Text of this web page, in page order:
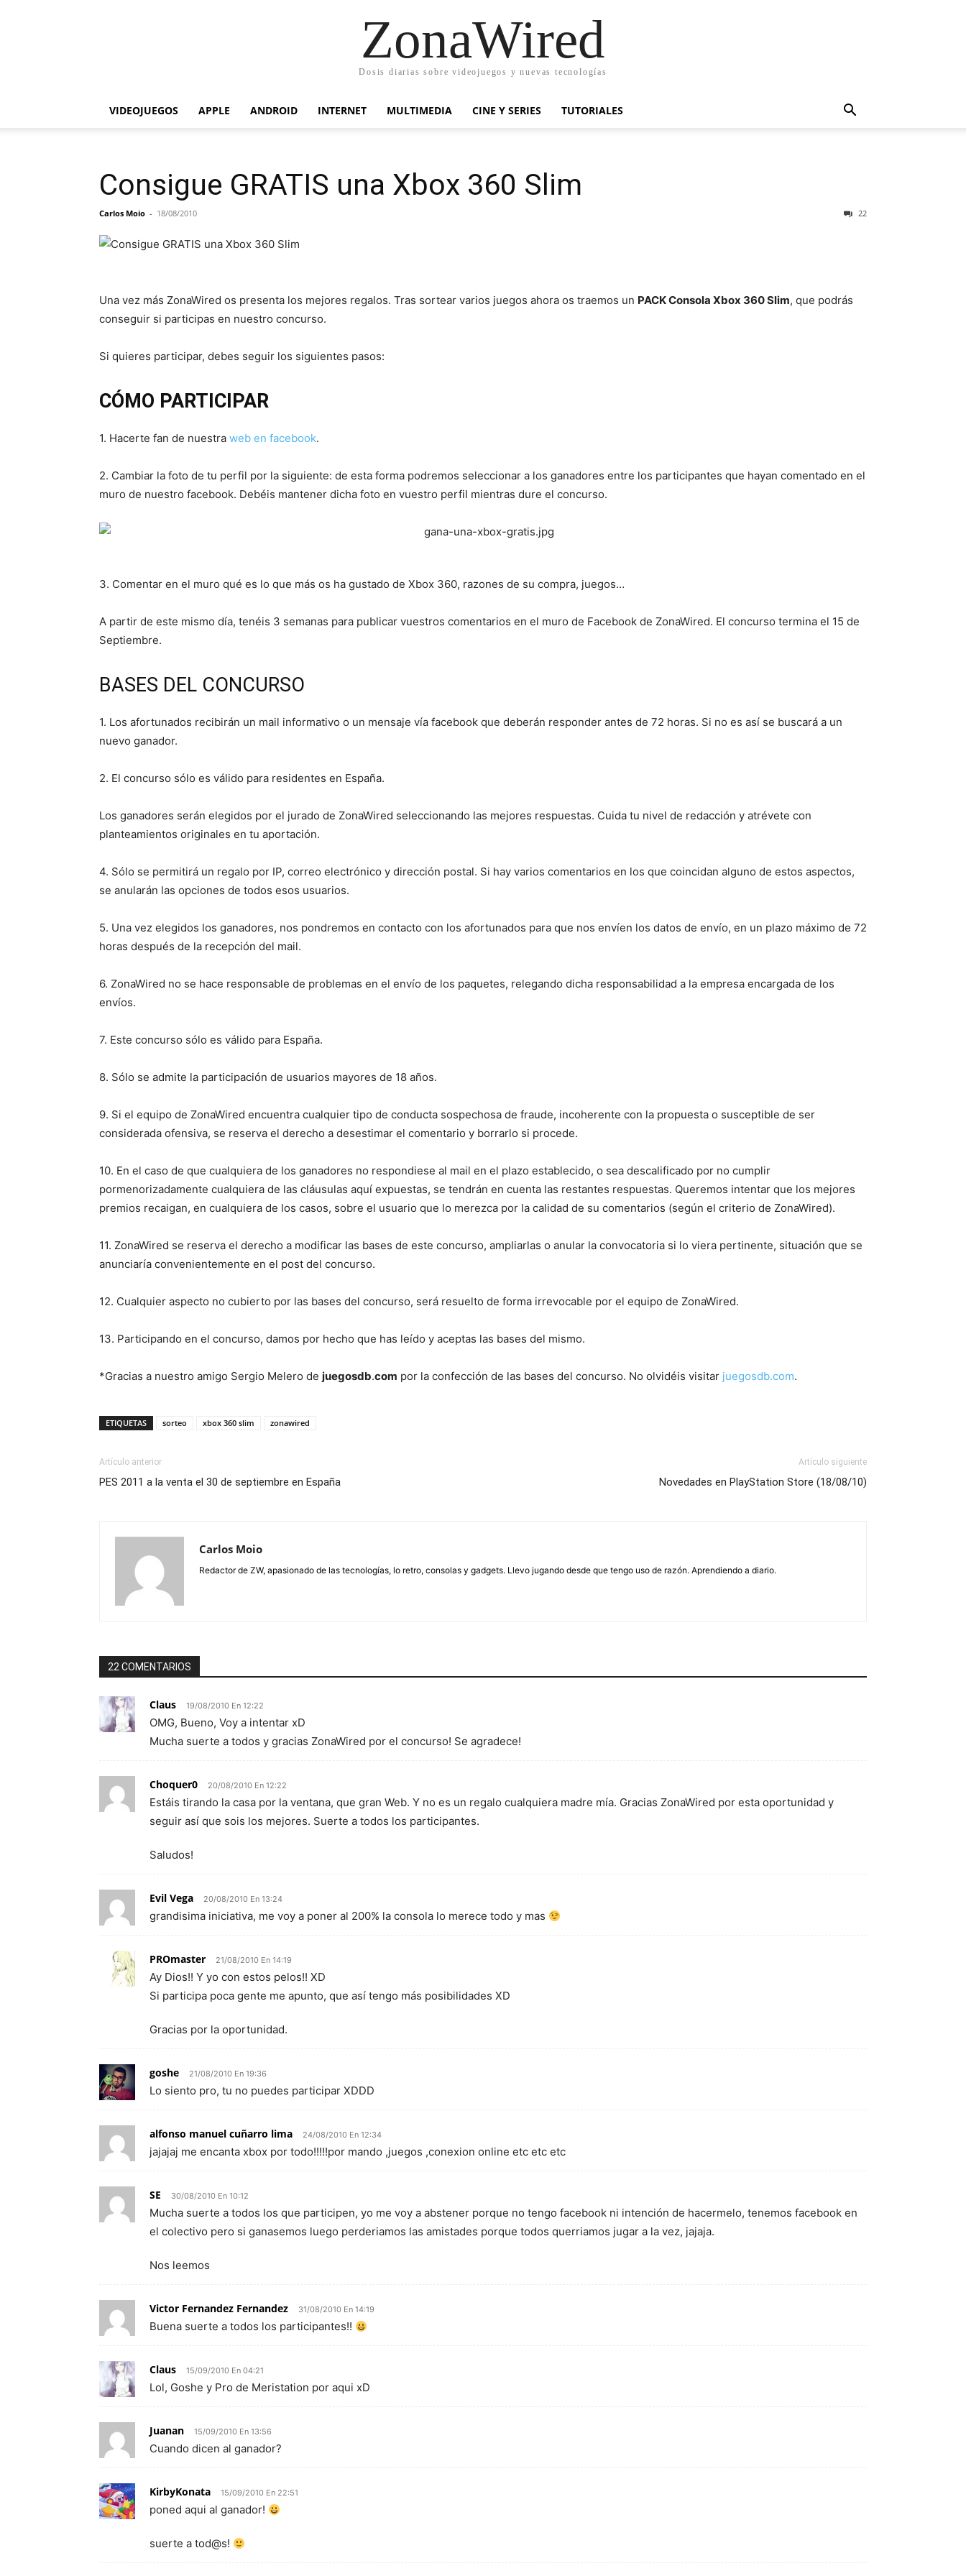
ZonaWired
Dosis diarias sobre videojuegos y nuevas tecnologías
VIDEOJUEGOS APPLE ANDROID INTERNET MULTIMEDIA CINE Y SERIES TUTORIALES
Consigue GRATIS una Xbox 360 Slim
Carlos Moio - 18/08/2010 22
Una vez más ZonaWired os presenta los mejores regalos. Tras sortear varios juegos ahora os traemos un PACK Consola Xbox 360 Slim, que podrás
conseguir si participas en nuestro concurso.
Si quieres participar, debes seguir los siguientes pasos:
CÓMO PARTICIPAR
1. Hacerte fan de nuestra web en facebook.
2. Cambiar la foto de tu perfil por la siguiente: de esta forma podremos seleccionar a los ganadores entre los participantes que hayan comentado en el
muro de nuestro facebook. Debéis mantener dicha foto en vuestro perfil mientras dure el concurso.
3. Comentar en el muro qué es lo que más os ha gustado de Xbox 360, razones de su compra, juegos…
A partir de este mismo día, tenéis 3 semanas para publicar vuestros comentarios en el muro de Facebook de ZonaWired. El concurso termina el 15 de
Septiembre.
BASES DEL CONCURSO
1. Los afortunados recibirán un mail informativo o un mensaje vía facebook que deberán responder antes de 72 horas. Si no es así se buscará a un
nuevo ganador.
2. El concurso sólo es válido para residentes en España.
Los ganadores serán elegidos por el jurado de ZonaWired seleccionando las mejores respuestas. Cuida tu nivel de redacción y atrévete con
planteamientos originales en tu aportación.
4. Sólo se permitirá un regalo por IP, correo electrónico y dirección postal. Si hay varios comentarios en los que coincidan alguno de estos aspectos,
se anularán las opciones de todos esos usuarios.
5. Una vez elegidos los ganadores, nos pondremos en contacto con los afortunados para que nos envíen los datos de envío, en un plazo máximo de 72
horas después de la recepción del mail.
6. ZonaWired no se hace responsable de problemas en el envío de los paquetes, relegando dicha responsabilidad a la empresa encargada de los
envíos.
7. Este concurso sólo es válido para España.
8. Sólo se admite la participación de usuarios mayores de 18 años.
9. Si el equipo de ZonaWired encuentra cualquier tipo de conducta sospechosa de fraude, incoherente con la propuesta o susceptible de ser
considerada ofensiva, se reserva el derecho a desestimar el comentario y borrarlo si procede.
10. En el caso de que cualquiera de los ganadores no respondiese al mail en el plazo establecido, o sea descalificado por no cumplir
pormenorizadamente cualquiera de las cláusulas aquí expuestas, se tendrán en cuenta las restantes respuestas. Queremos intentar que los mejores
premios recaigan, en cualquiera de los casos, sobre el usuario que lo merezca por la calidad de su comentarios (según el criterio de ZonaWired).
11. ZonaWired se reserva el derecho a modificar las bases de este concurso, ampliarlas o anular la convocatoria si lo viera pertinente, situación que se
anunciaría convenientemente en el post del concurso.
12. Cualquier aspecto no cubierto por las bases del concurso, será resuelto de forma irrevocable por el equipo de ZonaWired.
13. Participando en el concurso, damos por hecho que has leído y aceptas las bases del mismo.
*Gracias a nuestro amigo Sergio Melero de juegosdb.com por la confección de las bases del concurso. No olvidéis visitar juegosdb.com.
ETIQUETAS sorteo xbox 360 slim zonawired
Artículo anterior
PES 2011 a la venta el 30 de septiembre en España
Artículo siguiente
Novedades en PlayStation Store (18/08/10)
Carlos Moio
Redactor de ZW, apasionado de las tecnologías, lo retro, consolas y gadgets. Llevo jugando desde que tengo uso de razón. Aprendiendo a diario.
22 COMENTARIOS
Claus 19/08/2010 En 12:22
OMG, Bueno, Voy a intentar xD
Mucha suerte a todos y gracias ZonaWired por el concurso! Se agradece!
Choquer0 20/08/2010 En 12:22
Estáis tirando la casa por la ventana, que gran Web. Y no es un regalo cualquiera madre mía. Gracias ZonaWired por esta oportunidad y
seguir así que sois los mejores. Suerte a todos los participantes.
Saludos!
Evil Vega 20/08/2010 En 13:24
grandisima iniciativa, me voy a poner al 200% la consola lo merece todo y mas
PROmaster 21/08/2010 En 14:19
Ay Dios!! Y yo con estos pelos!! XD
Si participa poca gente me apunto, que así tengo más posibilidades XD
Gracias por la oportunidad.
goshe 21/08/2010 En 19:36
Lo siento pro, tu no puedes participar XDDD
alfonso manuel cuñarro lima 24/08/2010 En 12:34
jajajaj me encanta xbox por todo!!!!!por mando ,juegos ,conexion online etc etc etc
SE 30/08/2010 En 10:12
Mucha suerte a todos los que participen, yo me voy a abstener porque no tengo facebook ni intención de hacermelo, tenemos facebook en
el colectivo pero si ganasemos luego perderiamos las amistades porque todos querriamos jugar a la vez, jajaja.
Nos leemos
Victor Fernandez Fernandez 31/08/2010 En 14:19
Buena suerte a todos los participantes!!
Claus 15/09/2010 En 04:21
Lol, Goshe y Pro de Meristation por aqui xD
Juanan 15/09/2010 En 13:56
Cuando dicen al ganador?
KirbyKonata 15/09/2010 En 22:51
poned aqui al ganador!
suerte a tod@s!